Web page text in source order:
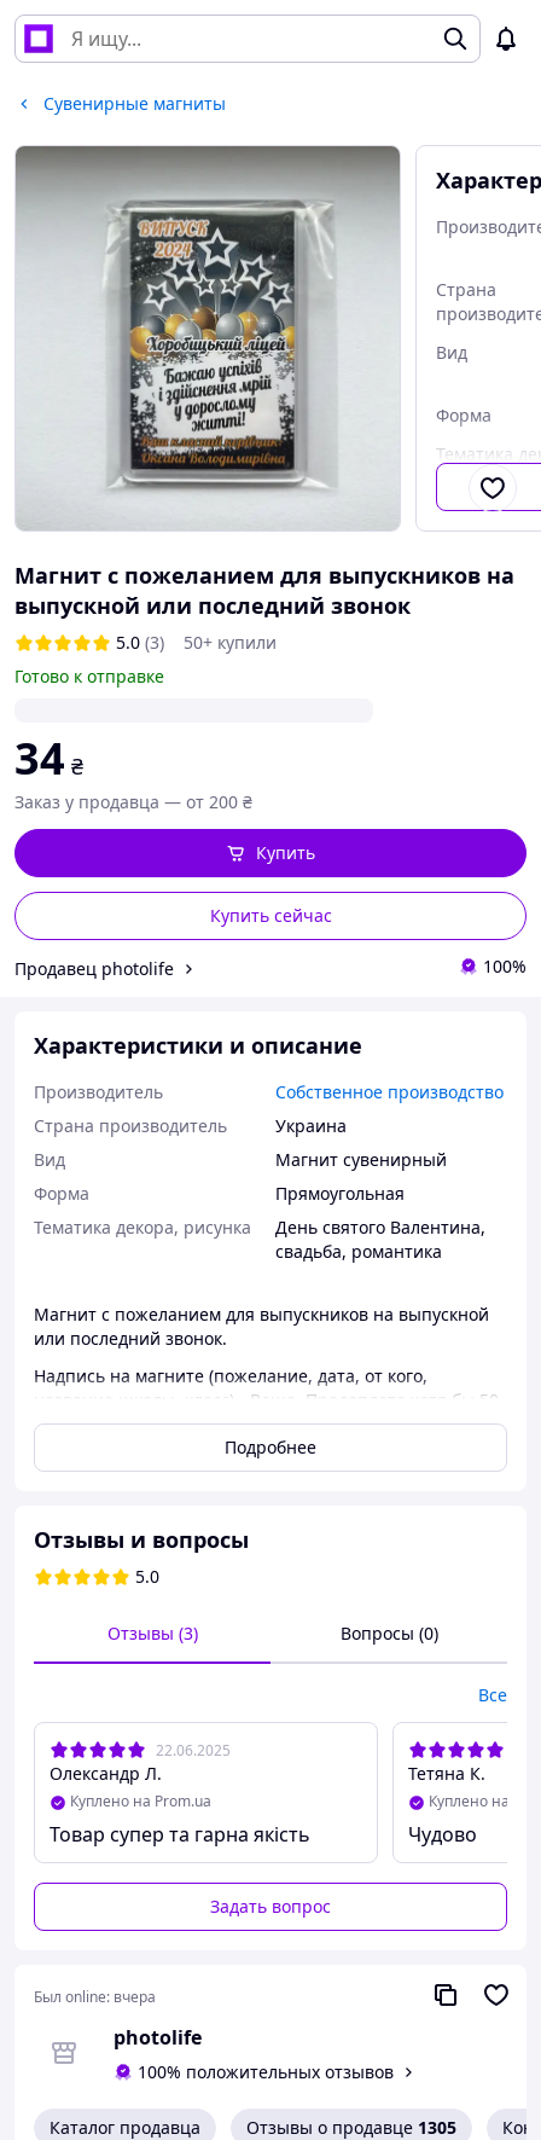
Сувенирные магниты
Страна
Вид
Форма
Тематика
рисунка
Магнит с пожеланием для выпускников на
выпускной или последний звонок
5.0 (3)
50+ купили
Готово к отправке
34 ₴
Заказ у продавца — от 200 ₴
Купить сейчас
Купить
Продавец photolife 100%
Характеристики и описание
Производитель
Собственное производство
Страна производитель
Украина
Вид
Магнит сувенирный
Форма
Прямоугольная
Тематика декора, рисунка
День святого Валентина,
свадьба, романтика
Магнит с пожеланием для выпускников на выпускной
или последний звонок.
Надпись на магните (пожелание, дата, от кого,
название школы, класс) - Ваша. Предоплата хотя бы 50
процентов.
Размер магнита - 52мм*78мм, размер
Подробнее
Отзывы и вопросы
5.0
Отзывы (3) Вопросы (0)
Все
22.06.2025
Олександр Л.
Куплено на Prom.ua
Товар супер та гарна якість
Тетяна К.
Куплено на
Чудово
Задать вопрос
Был online: вчера
photolife
100% положительных отзывов
Каталог продавца Отзывы о продавце 1305